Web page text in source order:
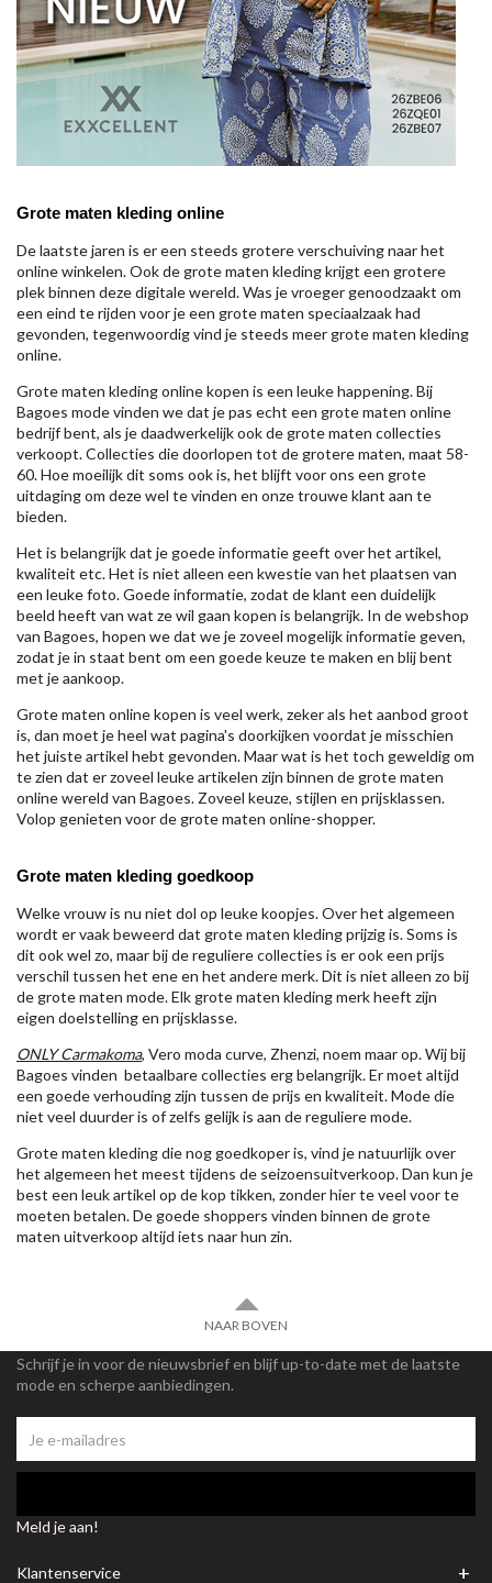
Grote maten kleding online
De laatste jaren is er een steeds grotere verschuiving naar het
online winkelen. Ook de grote maten kleding krijgt een grotere
plek binnen deze digitale wereld. Was je vroeger genoodzaakt om
een eind te rijden voor je een grote maten speciaalzaak had
gevonden, tegenwoordig vind je steeds meer grote maten kleding
online.
Grote maten kleding online kopen is een leuke happening. Bij
Bagoes mode vinden we dat je pas echt een grote maten online
bedrijf bent, als je daadwerkelijk ook de grote maten collecties
verkoopt. Collecties die doorlopen tot de grotere maten, maat 58-
60. Hoe moeilijk dit soms ook is, het blijft voor ons een grote
uitdaging om deze wel te vinden en onze trouwe klant aan te
bieden.
Het is belangrijk dat je goede informatie geeft over het artikel,
kwaliteit etc. Het is niet alleen een kwestie van het plaatsen van
een leuke foto. Goede informatie, zodat de klant een duidelijk
beeld heeft van wat ze wil gaan kopen is belangrijk. In de webshop
van Bagoes, hopen we dat we je zoveel mogelijk informatie geven,
zodat je in staat bent om een goede keuze te maken en blij bent
met je aankoop.
Grote maten online kopen is veel werk, zeker als het aanbod groot
is, dan moet je heel wat pagina's doorkijken voordat je misschien
het juiste artikel hebt gevonden. Maar wat is het toch geweldig om
te zien dat er zoveel leuke artikelen zijn binnen de grote maten
online wereld van Bagoes. Zoveel keuze, stijlen en prijsklassen.
Volop genieten voor de grote maten online-shopper.
Grote maten kleding goedkoop
Welke vrouw is nu niet dol op leuke koopjes. Over het algemeen
wordt er vaak beweerd dat grote maten kleding prijzig is. Soms is
dit ook wel zo, maar bij de reguliere collecties is er ook een prijs
verschil tussen het ene en het andere merk. Dit is niet alleen zo bij
de grote maten mode. Elk grote maten kleding merk heeft zijn
eigen doelstelling en prijsklasse.
ONLY Carmakoma, Vero moda curve, Zhenzi, noem maar op. Wij bij
Bagoes vinden betaalbare collecties erg belangrijk. Er moet altijd
een goede verhouding zijn tussen de prijs en kwaliteit. Mode die
niet veel duurder is of zelfs gelijk is aan de reguliere mode.
Grote maten kleding die nog goedkoper is, vind je natuurlijk over
het algemeen het meest tijdens de seizoensuitverkoop. Dan kun je
best een leuk artikel op de kop tikken, zonder hier te veel voor te
moeten betalen. De goede shoppers vinden binnen de grote
maten uitverkoop altijd iets naar hun zin.
NAAR BOVEN
Schrijf je in voor de nieuwsbrief en blijf up-to-date met de laatste
mode en scherpe aanbiedingen.
Meld je aan!
Klantenservice +